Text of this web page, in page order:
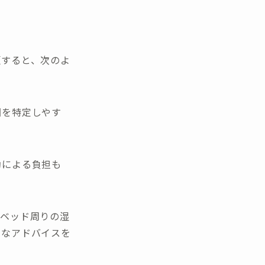
ると、次のよ
特定しやす
よる負担も
ッド周りの湿
アドバイスを